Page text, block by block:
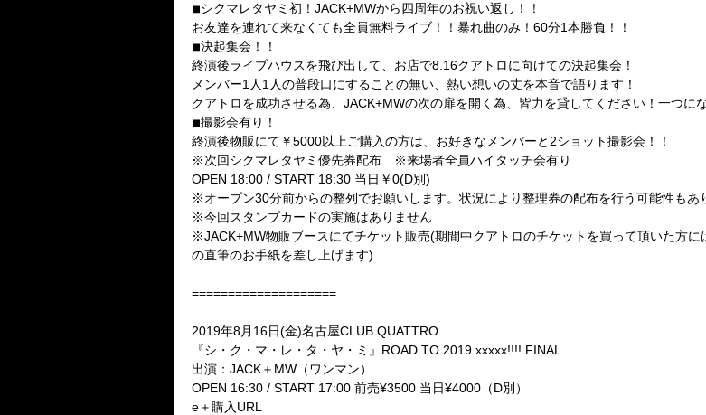
◾︎シクマレタヤミ初！JACK+MWから四周年のお祝い返し！！
お友達を連れて来なくても全員無料ライブ！！暴れ曲のみ！60分1本勝負！！
◾︎決起集会！！
終演後ライブハウスを飛び出して、お店で8.16クアトロに向けての決起集会！
メンバー1人1人の普段口にすることの無い、熱い想いの丈を本音で語ります！
クアトロを成功させる為、JACK+MWの次の扉を開く為、皆力を貸してください！一つに
◾︎撮影会有り！
終演後物販にて￥5000以上ご購入の方は、お好きなメンバーと2ショット撮影会！！
※次回シクマレタヤミ優先券配布 ※来場者全員ハイタッチ会有り
OPEN 18:00 / START 18:30 当日￥0(D別)
※オープン30分前からの整列でお願いします。状況により整理券の配布を行う可能性もあ
※今回スタンプカードの実施はありません
※JACK+MW物販ブースにてチケット販売(期間中クアトロのチケットを買って頂いた方
の直筆のお手紙を差し上げます)
====================
2019年8月16日(金)名古屋CLUB QUATTRO
『シ・ク・マ・レ・タ・ヤ・ミ』ROAD TO 2019 xxxxx!!!! FINAL
出演：JACK＋MW（ワンマン）
OPEN 16:30 / START 17:00 前売¥3500 当日¥4000（D別）
e＋購入URL